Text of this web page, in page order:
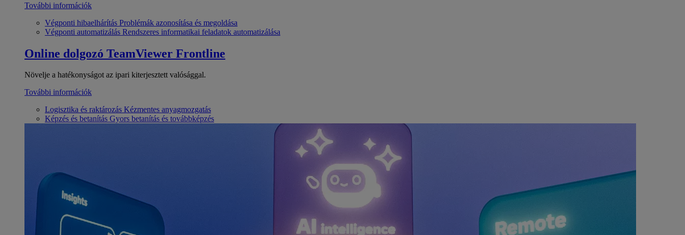
További információk
Végponti hibaelhárítás Problémák azonosítása és megoldása
Végponti automatizálás Rendszeres informatikai feladatok automatizálása
Online dolgozó TeamViewer Frontline
Növelje a hatékonyságot az ipari kiterjesztett valósággal.
További információk
Logisztika és raktározás Kézmentes anyagmozgatás
Képzés és betanítás Gyors betanítás és továbbképzés